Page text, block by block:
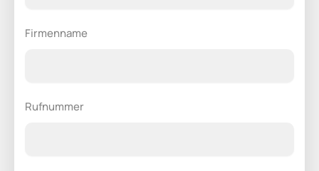
Firmenname
Rufnummer